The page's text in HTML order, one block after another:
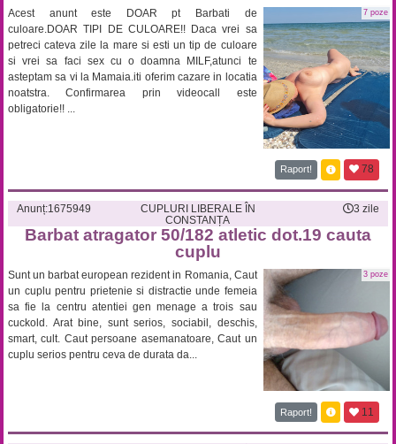
Acest anunt este DOAR pt Barbati de
culoare.DOAR TIPI DE CULOARE!! Daca vrei sa
petreci cateva zile la mare si esti un tip de culoare
si vrei sa faci sex cu o doamna MILF,atunci te
asteptam sa vi la Mamaia.iti oferim cazare in locatia
noatstra. Confirmarea prin videocall este
obligatorie!! ...
7 poze
Raport! 78
Anunț:1675949
CUPLURI LIBERALE ÎN
CONSTANȚA
3 zile
Barbat atragator 50/182 atletic dot.19 cauta
cuplu
Sunt un barbat european rezident in Romania, Caut
un cuplu pentru prietenie si distractie unde femeia
sa fie la centru atentiei gen menage a trois sau
cuckold. Arat bine, sunt serios, sociabil, deschis,
smart, cult. Caut persoane asemanatoare, Caut un
cuplu serios pentru ceva de durata da...
3 poze
Raport! 11